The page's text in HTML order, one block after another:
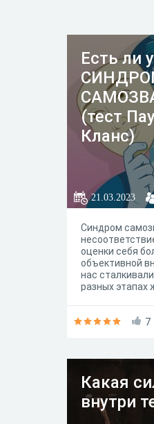
Есть ли
(тест
Кланс)
21.03.2023
Синдром
оценки себя
объективной
нас
разных этапах
повышении в
бизнес, расти
стрессе. В
сложно
потенциал.
7
Какая
внутри